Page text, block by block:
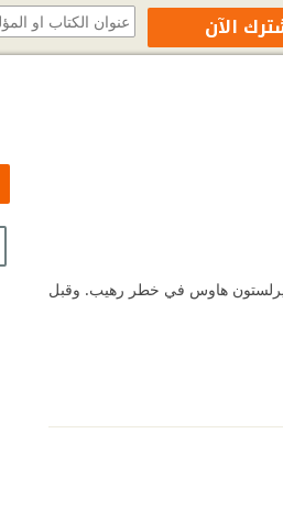
بيرلستون هاوس في خطر رهيب. وقبل
الآن